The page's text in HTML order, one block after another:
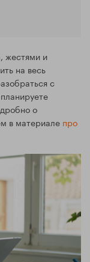
жестями и
на весь
с
о
в материале про